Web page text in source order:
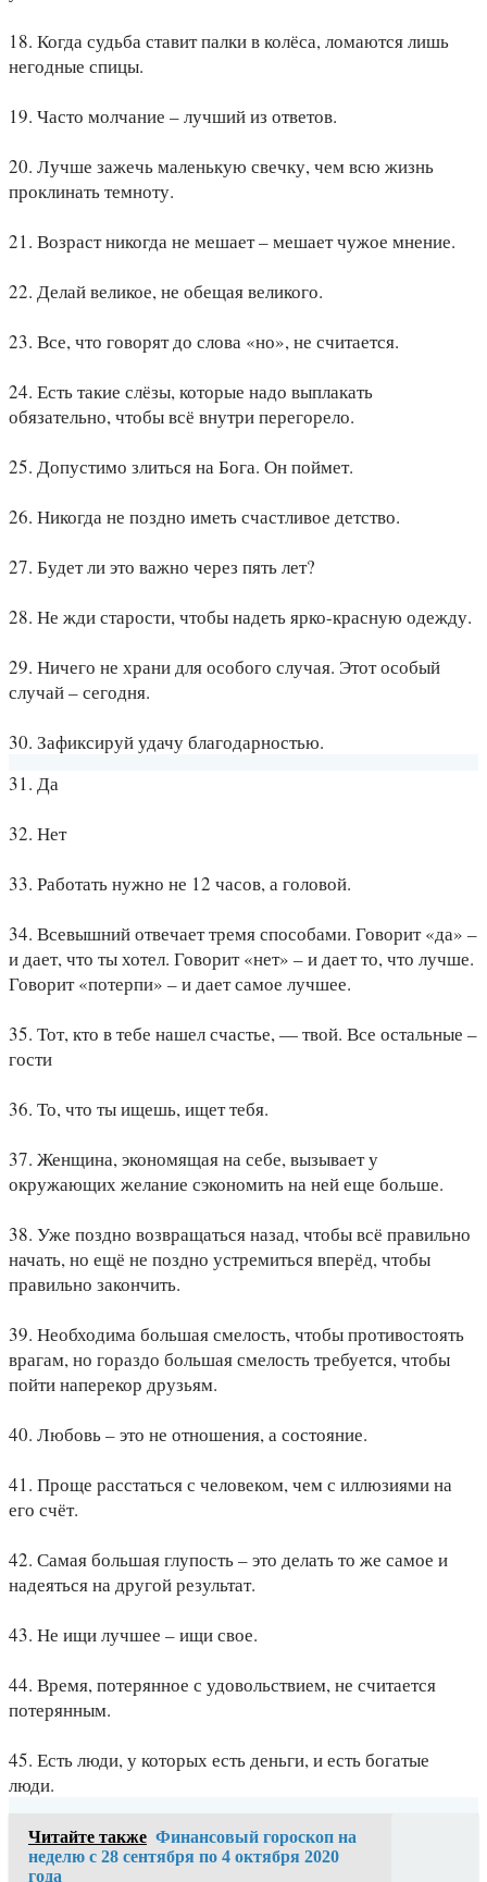
18. Когда судьба ставит палки в колёса, ломаются лишь
негодные спицы.
19. Часто молчание – лучший из ответов.
20. Лучше зажечь маленькую свечку, чем всю жизнь
проклинать темноту.
21. Возраст никогда не мешает – мешает чужое мнение.
22. Делай великое, не обещая великого.
23. Все, что говорят до слова «но», не считается.
24. Есть такие слёзы, которые надо выплакать
обязательно, чтобы всё внутри перегорело.
25. Допустимо злиться на Бога. Он поймет.
26. Никогда не поздно иметь счастливое детство.
27. Будет ли это важно через пять лет?
28. Не жди старости, чтобы надеть ярко-красную одежду.
29. Ничего не храни для особого случая. Этот особый
случай – сегодня.
30. Зафиксируй удачу благодарностью.
31. Да
32. Нет
33. Работать нужно не 12 часов, а головой.
34. Всевышний отвечает тремя способами. Говорит «да» –
и дает, что ты хотел. Говорит «нет» – и дает то, что лучше.
Говорит «потерпи» – и дает самое лучшее.
35. Тот, кто в тебе нашел счастье, — твой. Все остальные –
гости
36. То, что ты ищешь, ищет тебя.
37. Женщина, экономящая на себе, вызывает у
окружающих желание сэкономить на ней еще больше.
38. Уже поздно возвращаться назад, чтобы всё правильно
начать, но ещё не поздно устремиться вперёд, чтобы
правильно закончить.
39. Необходима большая смелость, чтобы противостоять
врагам, но гораздо большая смелость требуется, чтобы
пойти наперекор друзьям.
40. Любовь – это не отношения, а состояние.
41. Проще расстаться с человеком, чем с иллюзиями на
его счёт.
42. Самая большая глупость – это делать то же самое и
надеяться на другой результат.
43. Не ищи лучшее – ищи свое.
44. Время, потерянное с удовольствием, не считается
потерянным.
45. Есть люди, у которых есть деньги, и есть богатые
люди.
Читайте также Финансовый гороскоп на
неделю с 28 сентября по 4 октября 2020
года